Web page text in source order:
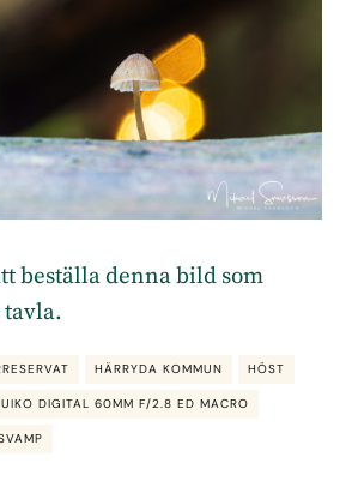
beställa denna bild som
HÄRRYDA KOMMUN HÖST
DIGITAL 60MM F/2.8 ED MACRO